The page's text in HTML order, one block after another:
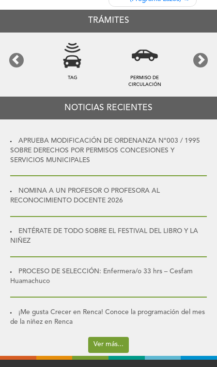
TRÁMITES
PERMISO DE
CIRCULACIÓN
Previous Next
NOTICIAS RECIENTES
APRUEBA MODIFICACIÓN DE ORDENANZA N°003 / 1995
SOBRE DERECHOS POR PERMISOS CONCESIONES Y
SERVICIOS MUNICIPALES
NOMINA A UN PROFESOR O PROFESORA AL
RECONOCIMIENTO DOCENTE 2026
ENTÉRATE DE TODO SOBRE EL FESTIVAL DEL LIBRO Y LA
NIÑEZ
PROCESO DE SELECCIÓN: Enfermera/o 33 hrs – Cesfam
Huamachuco
¡Me gusta Crecer en Renca! Conoce la programación del mes
de la niñez en Renca
Ver más...